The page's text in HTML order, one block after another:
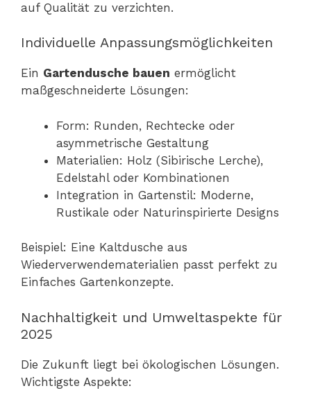
auf Qualität zu verzichten.
Individuelle Anpassungsmöglichkeiten
Ein Gartendusche bauen ermöglicht
maßgeschneiderte Lösungen:
Form: Runden, Rechtecke oder
asymmetrische Gestaltung
Materialien: Holz (Sibirische Lerche),
Edelstahl oder Kombinationen
Integration in Gartenstil: Moderne,
Rustikale oder Naturinspirierte Designs
Beispiel: Eine Kaltdusche aus
Wiederverwendematerialien passt perfekt zu
Einfaches Gartenkonzepte.
Nachhaltigkeit und Umweltaspekte für
2025
Die Zukunft liegt bei ökologischen Lösungen.
Wichtigste Aspekte: